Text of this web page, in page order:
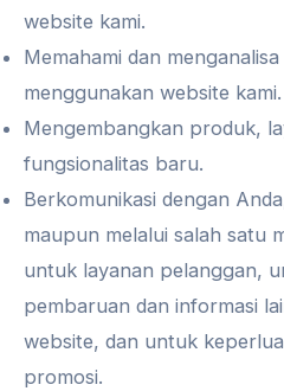
website kami.
Memahami dan
menggunakan website kami.
Mengembangkan produk,
fungsionalitas baru.
Berkomunikasi dengan
maupun melalui salah satu
untuk layanan pelanggan,
pembaruan dan informasi
website, dan untuk
promosi.